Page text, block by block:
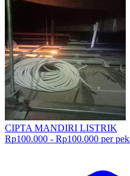
CIPTA MANDIRI LISTRIK
Rp100.000 - Rp100.000 per